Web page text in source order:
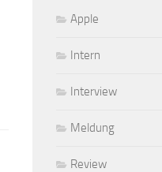
Apple
Intern
Interview
Meldung
Review